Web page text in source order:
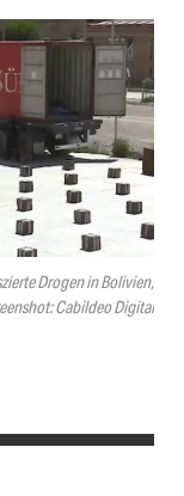
Drogen in Bolivien,
Cabildeo Digital